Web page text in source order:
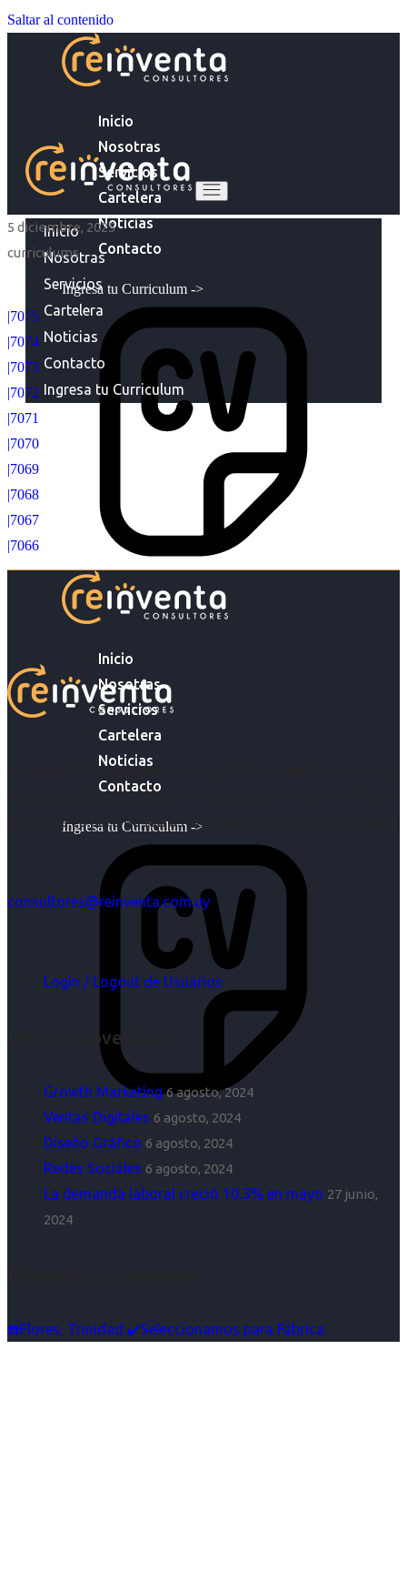
Saltar al contenido
Inicio
Nosotras
Servicios
Cartelera
Noticias
Contacto
Ingresa tu Curriculum ->
Inicio
Nosotras
Servicios
Cartelera
Noticias
Contacto
Ingresa tu Curriculum ->
Inicio
Nosotras
Servicios
Cartelera
Noticias
Contacto
Ingresa tu Curriculum
5 diciembre, 2025
curriculums
|7075
|7074
|7073
|7072
|7071
|7070
|7069
|7068
|7067
|7066
Acompañar a empresas en su gestión de capital humano y
acompañar a personas en la búsqueda y encuentro de sus
objetivos es para nosotros un trabajo, pero antes un placer.
consultores@reinventa.com.uy
Login / Logout de Usuarios
Últimas Novedades
Growth Marketing 6 agosto, 2024
Ventas Digitales 6 agosto, 2024
Diseño Gráfico 6 agosto, 2024
Redes Sociales 6 agosto, 2024
La demanda laboral creció 10,3% en mayo 27 junio,
2024
☎️Flores, Trinidad ✔️Seleccionamos para Fábrica